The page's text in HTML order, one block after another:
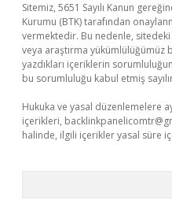
Sitemiz, 5651 Sayılı Kanun
Kurumu (BTK) tarafından
vermektedir. Bu nedenle,
veya araştırma yükümlülüğümüz
yazdıkları içeriklerin
bu sorumluluğu kabul etmiş
Hukuka ve yasal düzenlemelere
içerikleri,
halinde, ilgili içerikler yasal süre